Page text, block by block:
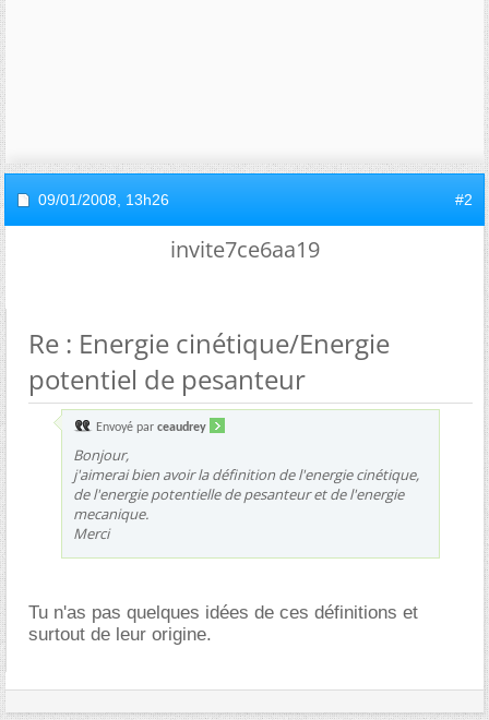
09/01/2008, 13h26 #2
invite7ce6aa19
Re : Energie cinétique/Energie
potentiel de pesanteur
Envoyé par ceaudrey
Bonjour,
j'aimerai bien avoir la définition de l'energie cinétique,
de l'energie potentielle de pesanteur et de l'energie
mecanique.
Merci
Tu n'as pas quelques idées de ces définitions et
surtout de leur origine.